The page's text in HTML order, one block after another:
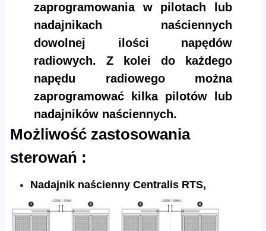
zaprogramowania w pilotach lub
nadajnikach naściennych
dowolnej ilości napędów
radiowych. Z kolei do każdego
napędu radiowego można
zaprogramować kilka pilotów lub
nadajników naściennych.
Możliwość zastosowania
sterowań :
Nadajnik naścienny Centralis RTS,